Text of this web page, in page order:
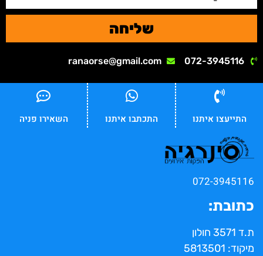
שליחה
072-3945116
ranaorse@gmail.com
התייעצו איתנו התכתבו איתנו השאירו פניה
072-3945116
כתובת:
ת.ד 3571 חולון
מיקוד: 5813501